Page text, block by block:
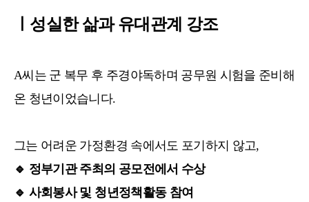
ㅣ성실한 삶과 유대관계 강조
A씨는 군 복무 후 주경야독하며 공무원 시험을 준비해
온 청년이었습니다.
그는 어려운 가정환경 속에서도 포기하지 않고,
🔹 정부기관 주최의 공모전에서 수상
🔹 사회봉사 및 청년정책활동 참여